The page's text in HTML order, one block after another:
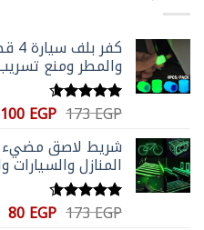
كفر
والمطر ومنع
تم التقييم
173EGP السعر
هو:
173 EGP.
100EGP
شريط لاصق مضيء
المنازل والسيارات
تم التقييم
173EGP السعر80EGP